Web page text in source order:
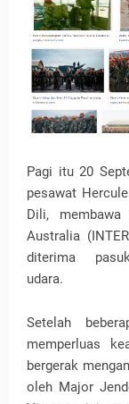
Pagi itu 20
pesawat
Dili,
Australia
diterima
udara.
Setelah
memperluas
bergerak
oleh Major